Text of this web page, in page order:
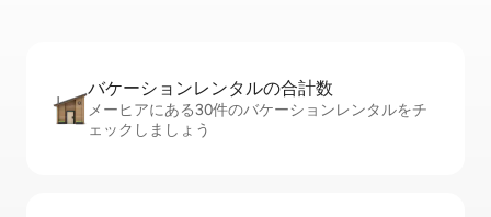
バケーションレ⁠ン⁠タ⁠ル⁠の合⁠計⁠数
メーヒアにある30件のバケーションレンタルをチ
ェックしましょう